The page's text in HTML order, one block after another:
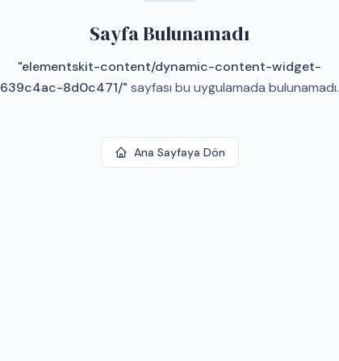
Sayfa Bulunamadı
"elementskit-content/dynamic-content-widget-
639c4ac-8d0c471/" sayfası bu uygulamada bulunamadı.
Ana Sayfaya Dön